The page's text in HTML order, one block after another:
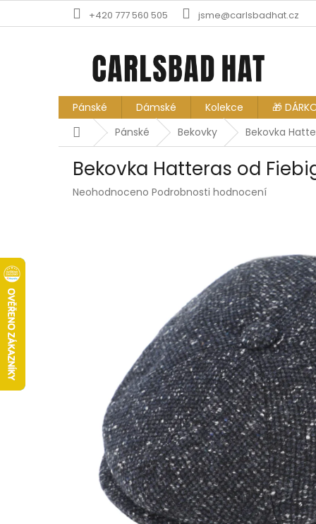
+420 777 560 505 jsme@carlsbadhat.cz
Pánské Dámské Kolekce 🎁
DomůPánské Bekovky Bekovka
Bekovka Hatteras od
Průměrné
Neohodnoceno Podrobnosti hodnocení